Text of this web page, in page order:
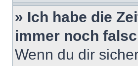
» Ich habe die
immer noch
Wenn du dir